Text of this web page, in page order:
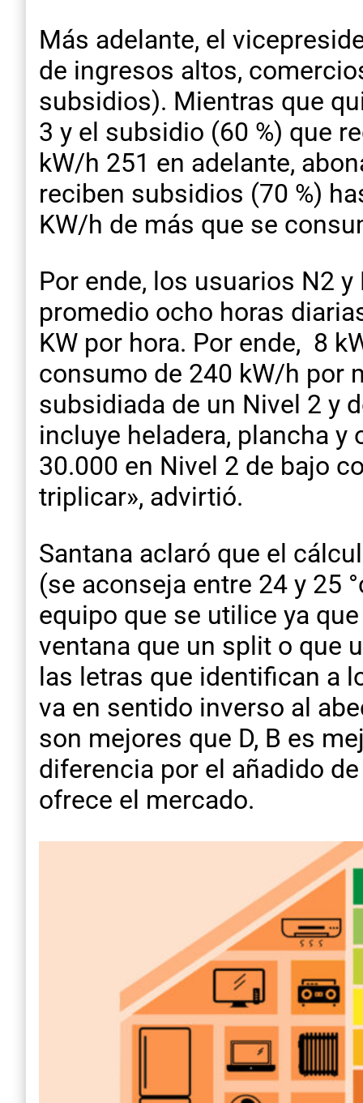
Más adelante, el
de ingresos altos,
subsidios). Mientras que
3 y el subsidio (60 %) que
kW/h 251 en adelante,
reciben subsidios (70 %)
KW/h de más que se
Por ende, los usuarios N2
promedio ocho horas
KW por hora. Por ende, 8
consumo de 240 kW/h por
subsidiada de un Nivel 2 y
incluye heladera, plancha
30.000 en Nivel 2 de bajo
triplicar», advirtió.
Santana aclaró que el
(se aconseja entre 24 y 25
equipo que se utilice ya
ventana que un split o que
las letras que identifican a
va en sentido inverso al
son mejores que D, B es
diferencia por el añadido
ofrece el mercado.